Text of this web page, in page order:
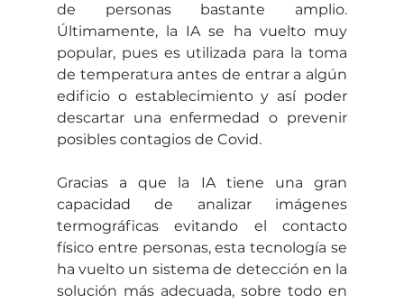
de personas bastante amplio.
Últimamente, la IA se ha vuelto muy
popular, pues es utilizada para la toma
de temperatura antes de entrar a algún
edificio o establecimiento y así poder
descartar una enfermedad o prevenir
posibles contagios de Covid.
Gracias a que la IA tiene una gran
capacidad de analizar imágenes
termográficas evitando el contacto
físico entre personas, esta tecnología se
ha vuelto un sistema de detección en la
solución más adecuada, sobre todo en